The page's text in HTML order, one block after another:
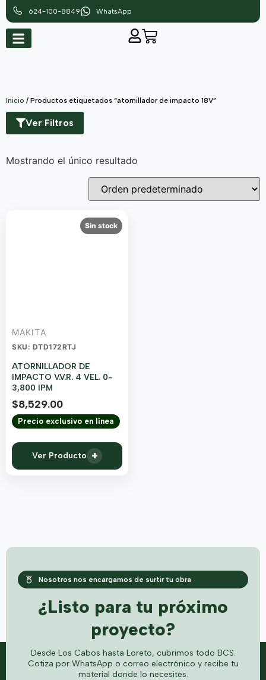
624-100-8849 WhatsApp
Inicio / Productos etiquetados “atornillador de impacto 18V”
Ver Filtros
Mostrando el único resultado
Sin stock
MAKITA
SKU: DTD172RTJ
ATORNILLADOR DE
IMPACTO V.V.R. 4 VEL. 0-
3,800 IPM
$8,529.00
Precio exclusivo en línea
Ver Producto +
Nosotros nos encargamos de surtir tu obra
¿Listo para tu próximo
proyecto?
Desde Los Cabos hasta Loreto, cubrimos todo BCS.
Cotiza por WhatsApp o correo electrónico y recibe tu
material donde lo necesites.